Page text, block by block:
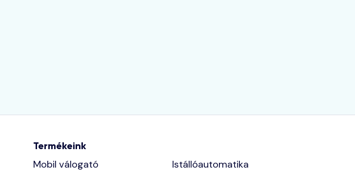
Termékeink
Mobil válogató
Istállóautomatika